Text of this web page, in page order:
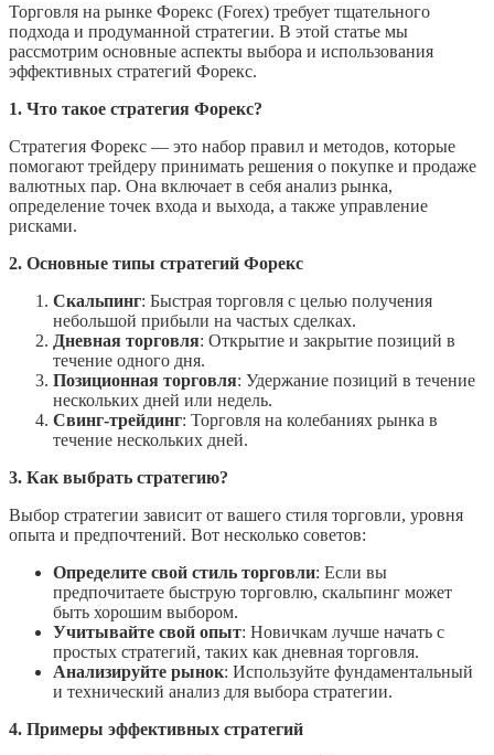
Торговля на рынке Форекс (Forex) требует тщательного
подхода и продуманной стратегии. В этой статье мы
рассмотрим основные аспекты выбора и использования
эффективных стратегий Форекс.
1. Что такое стратегия Форекс?
Стратегия Форекс — это набор правил и методов, которые
помогают трейдеру принимать решения о покупке и продаже
валютных пар. Она включает в себя анализ рынка,
определение точек входа и выхода, а также управление
рисками.
2. Основные типы стратегий Форекс
Скальпинг: Быстрая торговля с целью получения
небольшой прибыли на частых сделках.
Дневная торговля: Открытие и закрытие позиций в
течение одного дня.
Позиционная торговля: Удержание позиций в течение
нескольких дней или недель.
Свинг-трейдинг: Торговля на колебаниях рынка в
течение нескольких дней.
3. Как выбрать стратегию?
Выбор стратегии зависит от вашего стиля торговли, уровня
опыта и предпочтений. Вот несколько советов:
Определите свой стиль торговли: Если вы
предпочитаете быструю торговлю, скальпинг может
быть хорошим выбором.
Учитывайте свой опыт: Новичкам лучше начать с
простых стратегий, таких как дневная торговля.
Анализируйте рынок: Используйте фундаментальный
и технический анализ для выбора стратегии.
4. Примеры эффективных стратегий